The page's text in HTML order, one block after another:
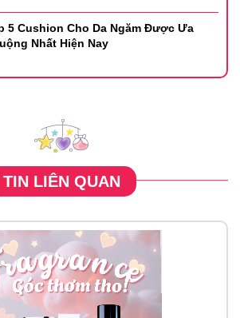
5 Cushion Cho Da Ngăm Được Ưa
Nhất Hiện Nay
TIN LIÊN QUAN